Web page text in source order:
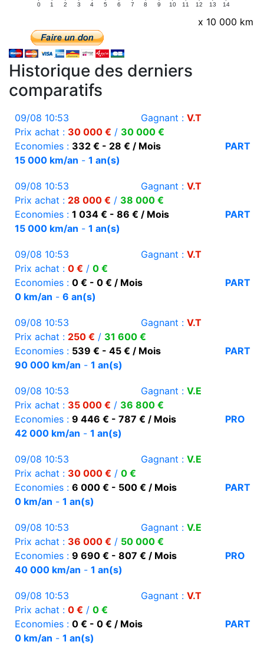
0 1 2 3 4 5 6 7 8 9 10 11 12 13 14
x 10 000 km
Historique des derniers
comparatifs
09/08 10:53 Gagnant : V.T
Prix achat : 30 000 € / 30 000 €
Economies : 332 € - 28 € / Mois
PART
15 000 km/an - 1 an(s)
09/08 10:53 Gagnant : V.T
Prix achat : 28 000 € / 38 000 €
Economies : 1 034 € - 86 € / Mois
PART
15 000 km/an - 1 an(s)
09/08 10:53 Gagnant : V.T
Prix achat : 0 € / 0 €
Economies : 0 € - 0 € / Mois
PART
0 km/an - 6 an(s)
09/08 10:53 Gagnant : V.T
Prix achat : 250 € / 31 600 €
Economies : 539 € - 45 € / Mois
PART
90 000 km/an - 1 an(s)
09/08 10:53 Gagnant : V.E
Prix achat : 35 000 € / 36 800 €
Economies : 9 446 € - 787 € / Mois
PRO
42 000 km/an - 1 an(s)
09/08 10:53 Gagnant : V.E
Prix achat : 30 000 € / 0 €
Economies : 6 000 € - 500 € / Mois
PART
0 km/an - 1 an(s)
09/08 10:53 Gagnant : V.E
Prix achat : 36 000 € / 50 000 €
Economies : 9 690 € - 807 € / Mois
PRO
40 000 km/an - 1 an(s)
09/08 10:53 Gagnant : V.T
Prix achat : 0 € / 0 €
Economies : 0 € - 0 € / Mois
PART
0 km/an - 1 an(s)